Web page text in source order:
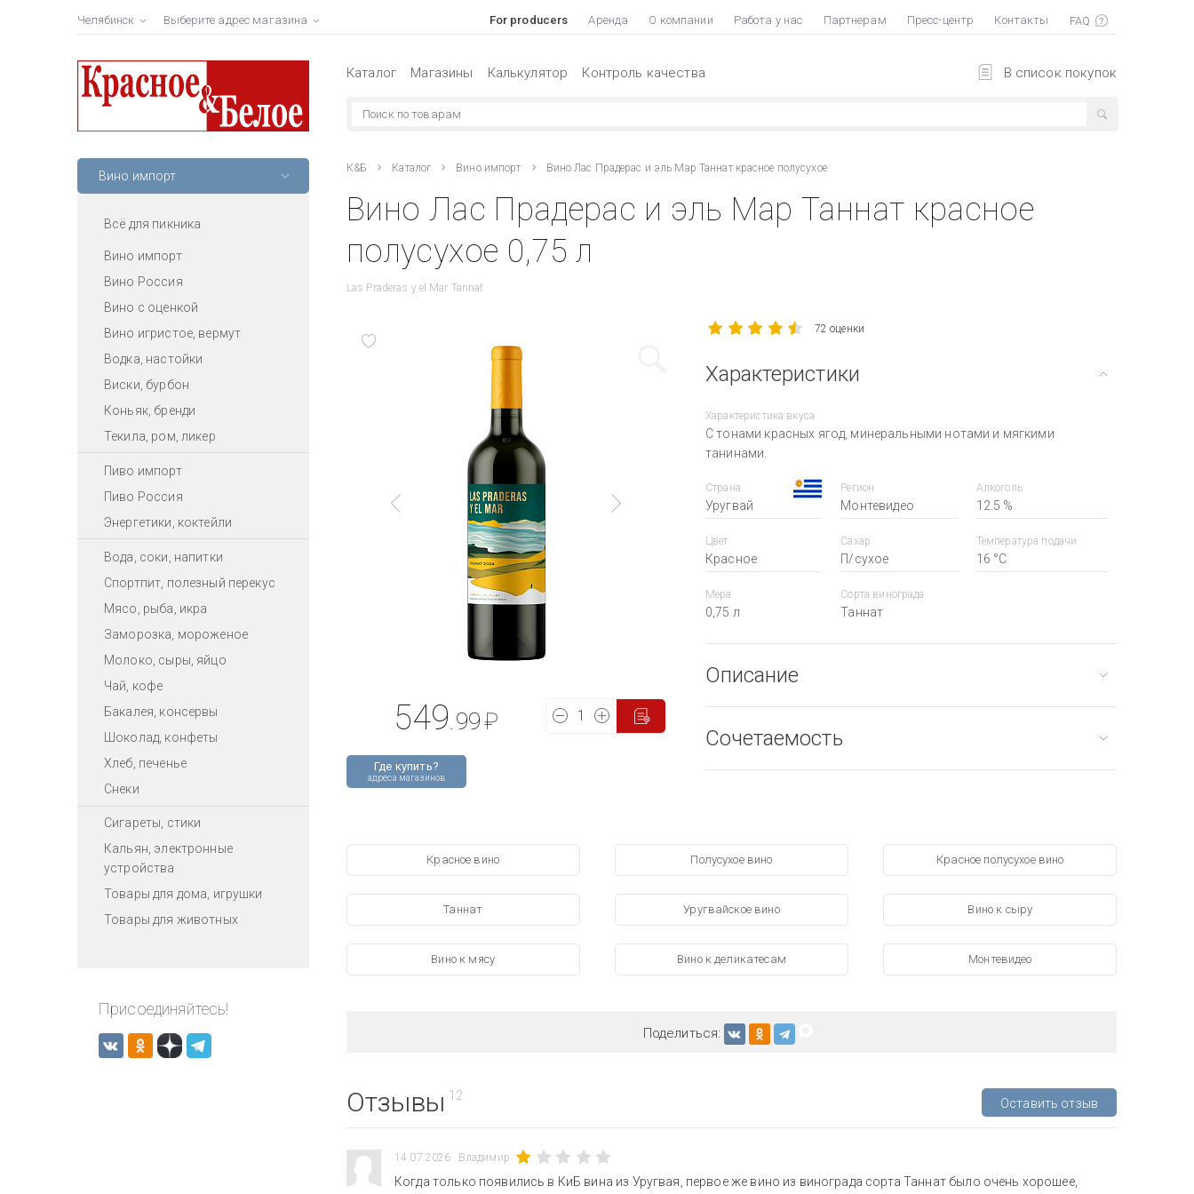
Челябинск Выберите адрес магазина For producers Аренда О компании Работа у нас Партнерам Пресс-центр Контакты
В список покупок
Каталог Магазины Калькулятор Контроль качества
Вино импорт
Всё для пикника
Вино импорт
Вино Россия
Вино с оценкой
Вино игристое, вермут
Водка, настойки
Виски, бурбон
Коньяк, бренди
Текила, ром, ликер
Пиво импорт
Пиво Россия
Энергетики, коктейли
Вода, соки, напитки
Спортпит, полезный перекус
Мясо, рыба, икра
Заморозка, мороженое
Молоко, сыры, яйцо
Чай, кофе
Бакалея, консервы
Шоколад, конфеты
Хлеб, печенье
Снеки
Сигареты, стики
Кальян, электронные
устройства
Товары для дома, игрушки
Товары для животных
Присоединяйтесь!
К&Б Каталог Вино импорт Вино Лас Прадерас и эль Мар Таннат красное полусухое
Вино Лас Прадерас и эль Мар Таннат красное
полусухое 0,75 л
Las Praderas y el Mar Tannat
Где купить?
адреса магазинов
549 .99₽
72 оценки
Характеристики
Характеристика вкуса
С тонами красных ягод, минеральными нотами и мягкими
танинами.
Страна
Уругвай
Регион
Монтевидео
Алкоголь
12.5 %
Цвет
Красное
Сахар
П/сухое
Температура подачи
16 °С
Мера
0,75 л
Сорта винограда
Таннат
Описание
Сочетаемость
Красное вино Полусухое вино Красное полусухое вино
Таннат Уругвайское вино Вино к сыру
Вино к мясу Вино к деликатесам Монтевидео
Поделиться:
Отзывы 12
Оставить отзыв
14.07.2026 Владимир
Когда только появились в КиБ вина из Уругвая, первое же вино из винограда сорта Таннат было очень хорошее,